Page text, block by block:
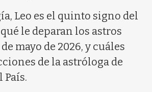
d
Leo es el quinto signo del
le deparan los astros
mayo de 2026, y cuáles
de la astróloga de
País.